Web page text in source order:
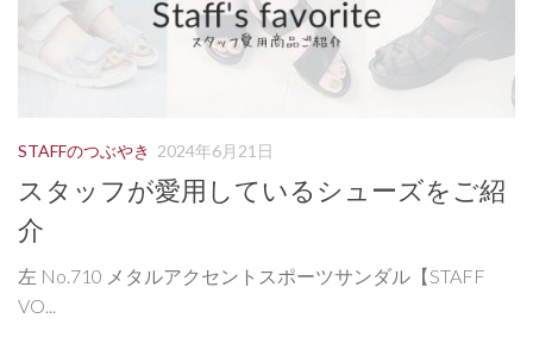
STAFFのつぶやき 2024年6月21日
スタッフが愛用しているシューズをご紹
介
左 No.710 メタルアクセントスポーツサンダル【STAFF
VO...